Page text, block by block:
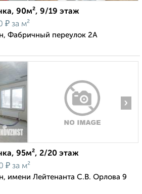
90м², 9/19 этаж
₽ за м²
Фабричный переулок 2А
›
95м², 2/20 этаж
₽ за м²
имени Лейтенанта С.В. Орлова 9